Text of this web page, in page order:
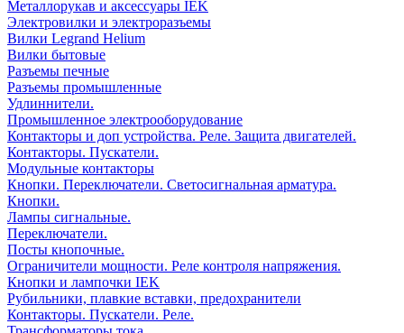
Металлорукав и аксессуары IEK
Электровилки и электроразъемы
Вилки Legrand Helium
Вилки бытовые
Разъемы печные
Разъемы промышленные
Удлиннители.
Промышленное электрооборудование
Контакторы и доп устройства. Реле. Защита двигателей.
Контакторы. Пускатели.
Модульные контакторы
Кнопки. Переключатели. Светосигнальная арматура.
Кнопки.
Лампы сигнальные.
Переключатели.
Посты кнопочные.
Ограничители мощности. Реле контроля напряжения.
Кнопки и лампочки IEK
Рубильники, плавкие вставки, предохранители
Контакторы. Пускатели. Реле.